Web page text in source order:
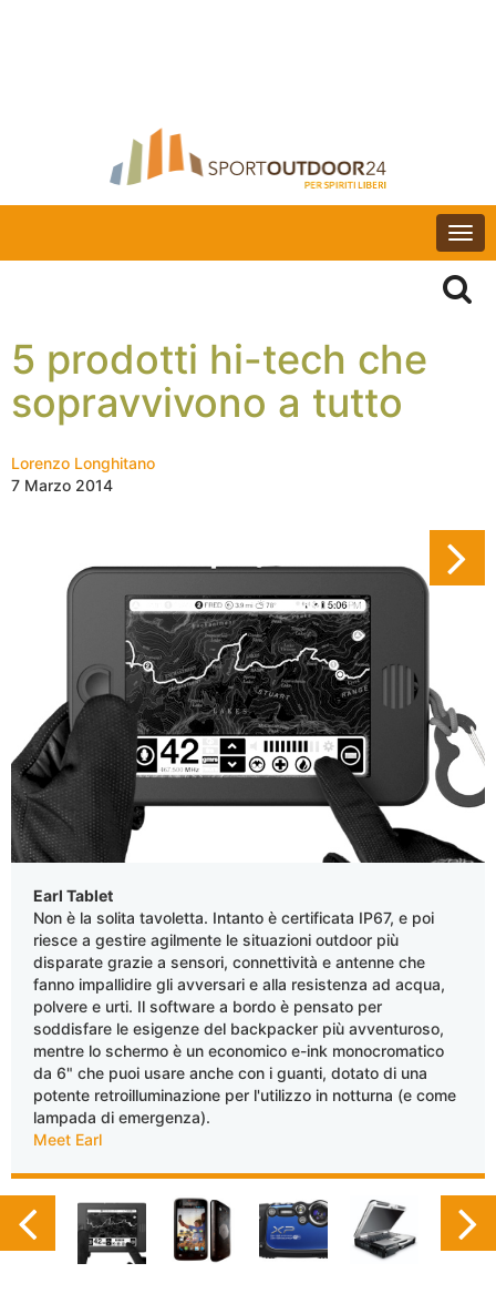
5 prodotti hi-tech che
sopravvivono a tutto
Lorenzo Longhitano
7 Marzo 2014
Earl Tablet
Non è la solita tavoletta. Intanto è certificata IP67, e poi
riesce a gestire agilmente le situazioni outdoor più
disparate grazie a sensori, connettività e antenne che
fanno impallidire gli avversari e alla resistenza ad acqua,
polvere e urti. Il software a bordo è pensato per
soddisfare le esigenze del backpacker più avventuroso,
mentre lo schermo è un economico e-ink monocromatico
da 6" che puoi usare anche con i guanti, dotato di una
potente retroilluminazione per l'utilizzo in notturna (e come
lampada di emergenza).
Meet Earl